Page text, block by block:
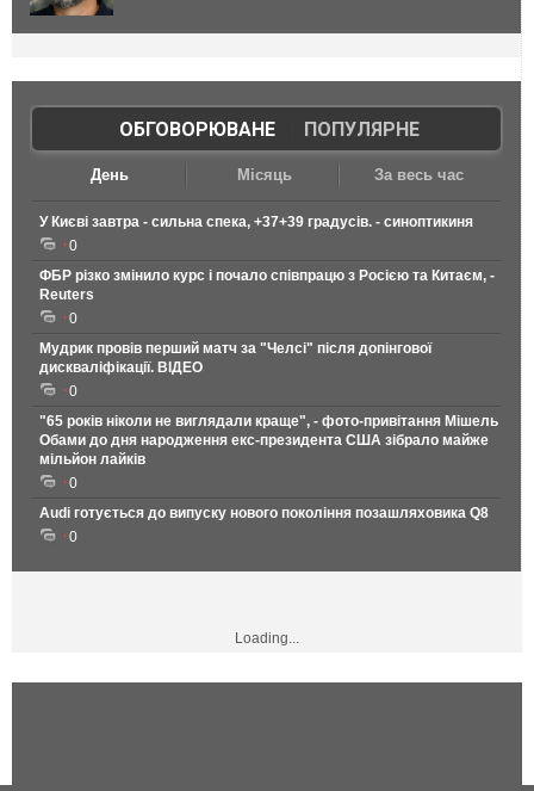
ОБГОВОРЮВАНЕ| ПОПУЛЯРНЕ
День Місяць За весь час
У Києві завтра - сильна спека, +37+39 градусів. - синоптикиня
0
ФБР різко змінило курс і почало співпрацю з Росією та Китаєм, -
Reuters
0
Мудрик провів перший матч за "Челсі" після допінгової
дискваліфікації. ВІДЕО
0
"65 років ніколи не виглядали краще", - фото-привітання Мішель
Обами до дня народження екс-президента США зібрало майже
мільйон лайків
0
Audi готується до випуску нового покоління позашляховика Q8
0
Loading...